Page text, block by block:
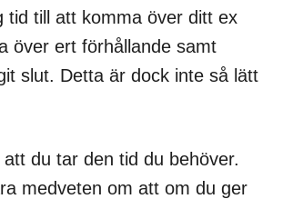
tid till att komma över ditt ex
över ert förhållande samt
slut. Detta är dock inte så lätt
du tar den tid du behöver.
medveten om att om du ger